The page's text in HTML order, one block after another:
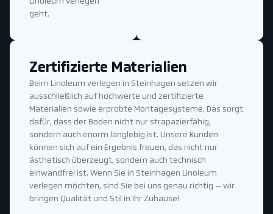
geht.
Zertifizierte Materialien
Beim Linoleum verlegen in Steinhagen setzen wir
ausschließlich auf hochwerte und zertifizierte
Materialien sowie erprobte Montagesysteme. Das sorgt
dafür, dass der Boden nicht nur strapazierfähig,
sondern auch enorm langlebig ist. Unsere Kunden
können sich auf ein Ergebnis freuen, das nicht nur
ästhetisch überzeugt, sondern auch technisch
einwandfrei ist. Wenn Sie in Steinhagen Linoleum
verlegen möchten, sind Sie bei uns genau richtig – wir
bringen Qualität und Stil in Ihr Zuhause!